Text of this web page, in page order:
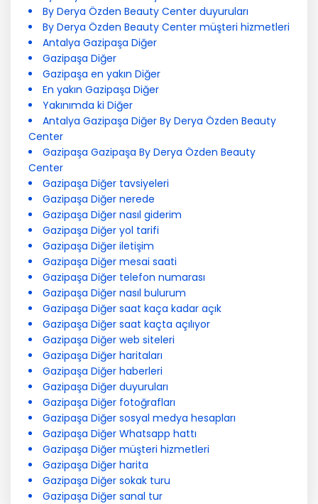
By Derya Özden Beauty Center duyuruları
By Derya Özden Beauty Center müşteri hizmetleri
Antalya Gazipaşa Diğer
Gazipaşa Diğer
Gazipaşa en yakın Diğer
En yakın Gazipaşa Diğer
Yakınımda ki Diğer
Antalya Gazipaşa Diğer By Derya Özden Beauty
Center
Gazipaşa Gazipaşa By Derya Özden Beauty
Center
Gazipaşa Diğer tavsiyeleri
Gazipaşa Diğer nerede
Gazipaşa Diğer nasıl giderim
Gazipaşa Diğer yol tarifi
Gazipaşa Diğer iletişim
Gazipaşa Diğer mesai saati
Gazipaşa Diğer telefon numarası
Gazipaşa Diğer nasıl bulurum
Gazipaşa Diğer saat kaça kadar açık
Gazipaşa Diğer saat kaçta açılıyor
Gazipaşa Diğer web siteleri
Gazipaşa Diğer haritaları
Gazipaşa Diğer haberleri
Gazipaşa Diğer duyuruları
Gazipaşa Diğer fotoğrafları
Gazipaşa Diğer sosyal medya hesapları
Gazipaşa Diğer Whatsapp hattı
Gazipaşa Diğer müşteri hizmetleri
Gazipaşa Diğer harita
Gazipaşa Diğer sokak turu
Gazipaşa Diğer sanal tur